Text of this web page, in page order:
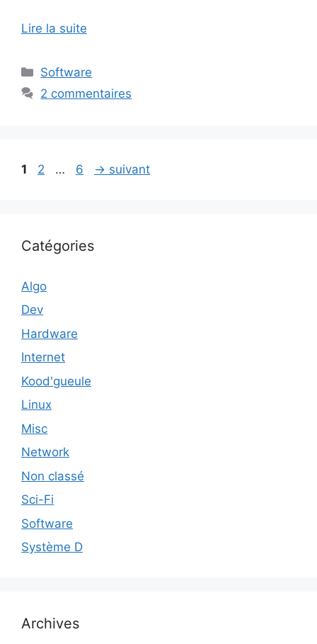
Lire la suite
Catégories
Software
2 commentaires
Page
1 Page
2 … Page
6 → suivant
Catégories
Algo
Dev
Hardware
Internet
Kood'gueule
Linux
Misc
Network
Non classé
Sci-Fi
Software
Système D
Archives